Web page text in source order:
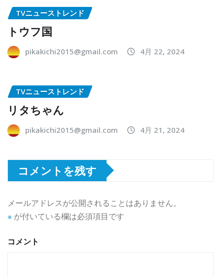
TVニューストレンド
トウフ国
pikakichi2015@gmail.com 4月 22, 2024
TVニューストレンド
リタちゃん
pikakichi2015@gmail.com 4月 21, 2024
コメントを残す
メールアドレスが公開されることはありません。
※ が付いている欄は必須項目です
コメント